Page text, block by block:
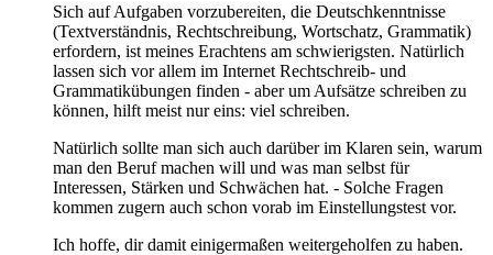
Sich auf Aufgaben vorzubereiten, die Deutschkenntnisse
(Textverständnis, Rechtschreibung, Wortschatz, Grammatik)
erfordern, ist meines Erachtens am schwierigsten. Natürlich
lassen sich vor allem im Internet Rechtschreib- und
Grammatikübungen finden - aber um Aufsätze schreiben zu
können, hilft meist nur eins: viel schreiben.
Natürlich sollte man sich auch darüber im Klaren sein, warum
man den Beruf machen will und was man selbst für
Interessen, Stärken und Schwächen hat. - Solche Fragen
kommen zugern auch schon vorab im Einstellungstest vor.
Ich hoffe, dir damit einigermaßen weitergeholfen zu haben.